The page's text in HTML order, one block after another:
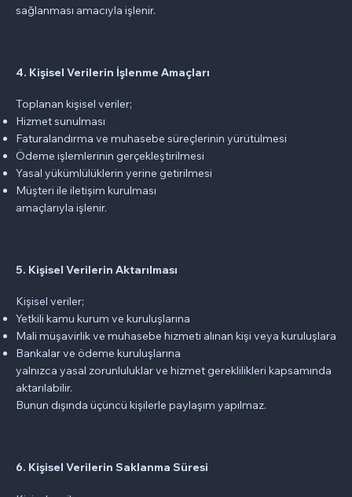
sağlanması amacıyla işlenir.
4. Kişisel Verilerin İşlenme Amaçları
Toplanan kişisel veriler;
Hizmet sunulması
Faturalandırma ve muhasebe süreçlerinin yürütülmesi
Ödeme işlemlerinin gerçekleştirilmesi
Yasal yükümlülüklerin yerine getirilmesi
Müşteri ile iletişim kurulması
amaçlarıyla işlenir.
5. Kişisel Verilerin Aktarılması
Kişisel veriler;
Yetkili kamu kurum ve kuruluşlarına
Mali müşavirlik ve muhasebe hizmeti alınan kişi veya kuruluşlara
Bankalar ve ödeme kuruluşlarına
yalnızca yasal zorunluluklar ve hizmet gereklilikleri kapsamında
aktarılabilir.
Bunun dışında üçüncü kişilerle paylaşım yapılmaz.
6. Kişisel Verilerin Saklanma Süresi